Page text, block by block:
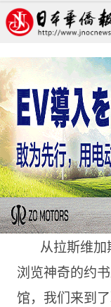
史诗般的苍凉
叶妮 特辑 华
日本华侨报 2022/9/7
从拉斯维加
浏览神奇的约
馆，我们来到